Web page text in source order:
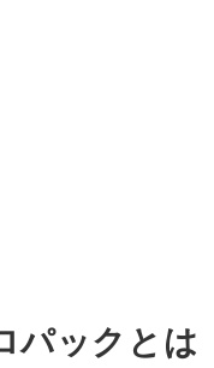
パックとは